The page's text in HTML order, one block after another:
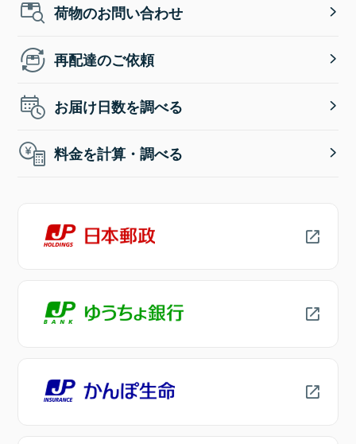
荷物のお問い合わせ
再配達のご依頼
お届け日数を調べる
料金を計算・調べる